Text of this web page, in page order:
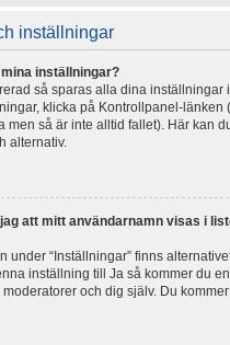
inställningar
inställningar?
så sparas alla dina inställningar
klicka på Kontrollpanel-länken
men så är inte alltid fallet). Här kan
alternativ.
att mitt användarnamn visas i
under “Inställningar” finns
inställning till Ja så kommer du
och dig själv. Du